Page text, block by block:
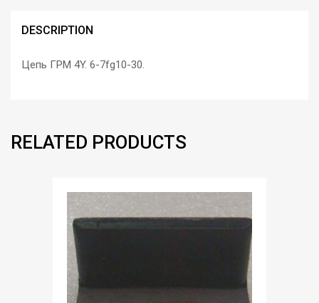
DESCRIPTION
Цепь ГРМ 4Y. 6-7fg10-30.
RELATED PRODUCTS